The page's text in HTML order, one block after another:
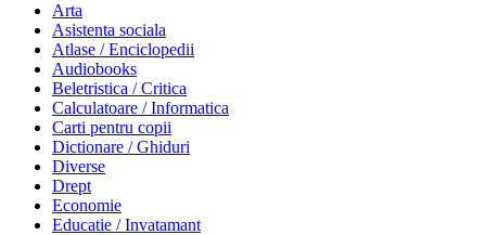
Arta
Asistenta sociala
Atlase / Enciclopedii
Audiobooks
Beletristica / Critica
Calculatoare / Informatica
Carti pentru copii
Dictionare / Ghiduri
Diverse
Drept
Economie
Educatie / Invatamant